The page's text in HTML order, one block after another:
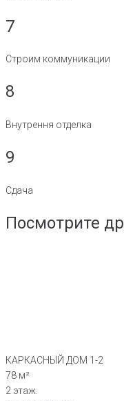
7
Строим коммуникации
8
Внутрення отделка
9
Сдача
Посмотрите
КАРКАСНЫЙ ДОМ 1-2
78 м²
2 этаж.